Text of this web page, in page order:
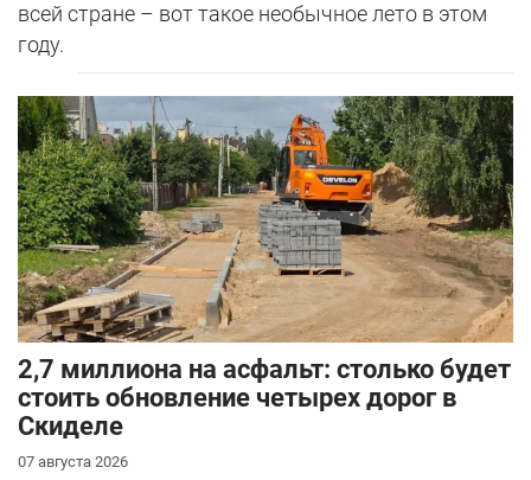
всей стране – вот такое необычное лето в этом
году.
2,7 миллиона на асфальт: столько будет
стоить обновление четырех дорог в
Скиделе
07 августа 2026